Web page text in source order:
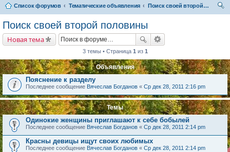
Список форумов Тематические объявления
Поиск своей второй половины
Поиск своей второй половины
Новая тема
3 темы • Страница 1 из 1
Объявления
Пояснение к разделу
Последнее сообщение Вячеслав Богданов « Ср дек 28, 2011 2:16 pm
Темы
Одинокие женщины приглашают к себе бобылей
Последнее сообщение Вячеслав Богданов « Ср дек 28, 2011 2:14 pm
Красны девицы ищут своих любимых
Последнее сообщение Вячеслав Богданов « Ср дек 28, 2011 2:14 pm